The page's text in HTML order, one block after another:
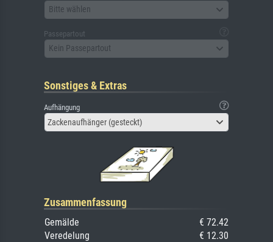
Bitte wählen
Passepartout
Kein Passepartout
Sonstiges & Extras
Aufhängung
Zackenaufhänger (gesteckt)
Zusammenfassung
Gemälde
€ 72.42
Veredelung
€ 12.30